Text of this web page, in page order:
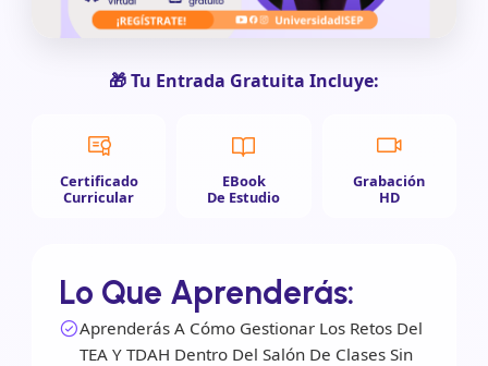
🎁 Tu Entrada Gratuita Incluye:
Certificado
Curricular
EBook
De Estudio
Grabación
HD
Lo Que Aprenderás:
Aprenderás A Cómo Gestionar Los Retos Del
TEA Y TDAH Dentro Del Salón De Clases Sin